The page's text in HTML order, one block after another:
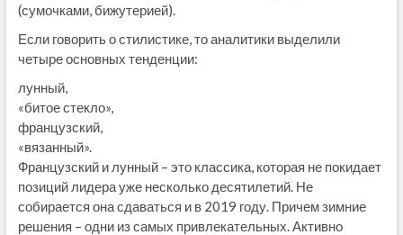
(сумочками, бижутерией).
Если говорить о стилистике, то аналитики выделили
четыре основных тенденции:
лунный,
«битое стекло»,
французский,
«вязанный».
Французский и лунный – это классика, которая не покидает
позиций лидера уже несколько десятилетий. Не
собирается она сдаваться и в 2019 году. Причем зимние
решения – одни из самых привлекательных. Активно